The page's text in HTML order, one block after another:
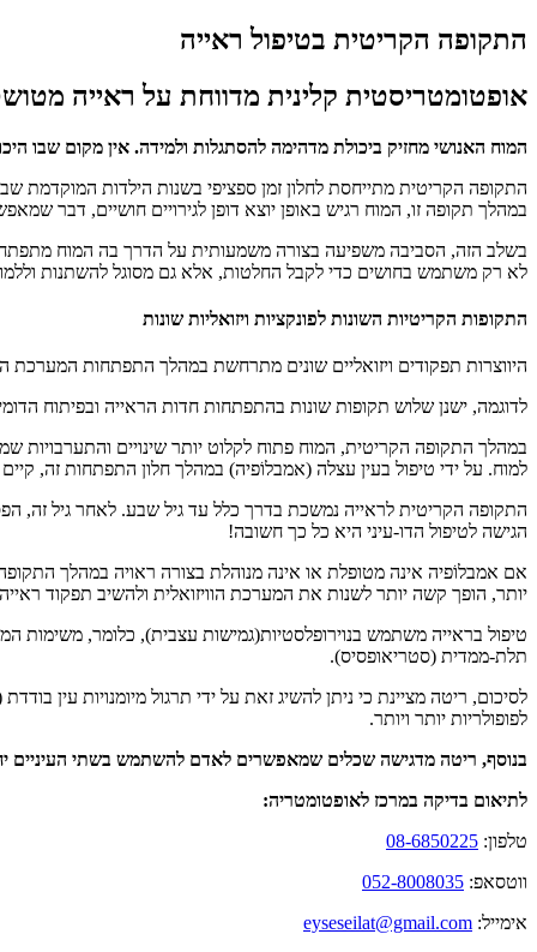
התקופה הקריטית בטיפול ראייה
אופטומטריסטית קלינית מדווחת על ראייה
המוח האנושי מחזיק ביכולת מדהימה להסתגלות ולמידה. אין מקום שבו
התקופה הקריטית מתייחסת לחלון זמן ספציפי בשנות הילדות המוקדמת
במהלך תקופה זו, המוח רגיש באופן יוצא דופן לגירויים חושיים, דבר
בשלב הזה, הסביבה משפיעה בצורה משמעותית על הדרך בה המוח מתפתח
לא רק משתמש בחושים כדי לקבל החלטות, אלא גם מסוגל להשתנות
התקופות הקריטיות השונות לפונקציות ויזואליות שונות
היווצרות תפקודים ויזואליים שונים מתרחשת במהלך התפתחות המערכת
לדוגמה, ישנן שלוש תקופות שונות בהתפתחות חדות הראייה ובפיתוח
במהלך התקופה הקריטית, המוח פתוח לקלוט יותר שינויים
למוח. על ידי טיפול בעין עצלה (אמבלוֹפיה) במהלך חלון התפתחות זה,
התקופה הקריטית לראייה נמשכת בדרך כלל עד גיל שבע. לאחר גיל זה,
הגישה לטיפול הדו-עיני היא כל כך חשובה!
אם אמבלוֹפיה אינה מטופלת או אינה מנוהלת בצורה ראויה במהלך
יותר, הופך קשה יותר לשנות את המערכת הוויזואלית ולהשיב תפקוד
טיפול בראייה משתמש בנוירופלסטיות(גמישות עצבית), כלומר, משימות
תלת-ממדית (סטריאופסיס).
לסיכום, ריטה מציינת כי ניתן להשיג זאת על ידי תרגול מיומנויות עין
לפופולריות יותר ויותר.
בנוסף, ריטה מדגישה שכלים שמאפשרים לאדם להשתמש בשתי העיניים
לתיאום בדיקה במרכז לאופטומטריה:
טלפון: 08-6850225
ווטסאפ: 052-8008035
אימייל: eyseseilat@gmail.com